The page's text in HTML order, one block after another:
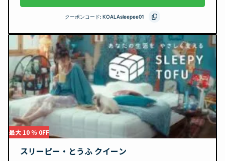
クーポンコード: KOALAsleepee01
最大 10 ％ 0FF
スリーピー・とうふ クイーン